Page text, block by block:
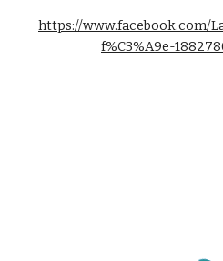
https://www.facebook.com/
f%C3%A9e-